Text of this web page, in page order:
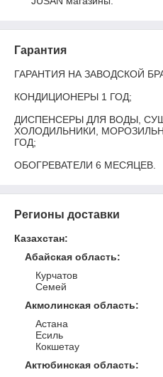
Гарантия
ГАРАНТИЯ НА ЗАВОДСКОЙ
КОНДИЦИОНЕРЫ 1 ГОД;
ДИСПЕНСЕРЫ ДЛЯ ВОДЫ,
ХОЛОДИЛЬНИКИ,
ГОД;
ОБОГРЕВАТЕЛИ 6 МЕСЯЦЕВ.
Регионы доставки
Казахстан:
Абайская область:
Курчатов
Семей
Акмолинская область:
Астана
Есиль
Кокшетау
Актюбинская область: